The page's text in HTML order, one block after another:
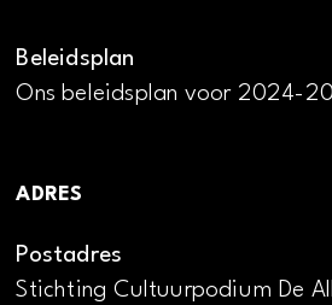
Beleidsplan
Ons beleidsplan voor 2024-
ADRES
Postadres
Stichting Cultuurpodium De